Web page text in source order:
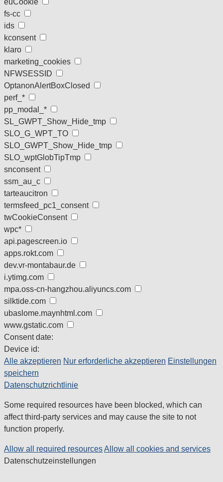
euCookie
fs-cc
ids
kconsent
klaro
marketing_cookies
NFWSESSID
OptanonAlertBoxClosed
perf_*
pp_modal_*
SL_GWPT_Show_Hide_tmp
SLO_G_WPT_TO
SLO_GWPT_Show_Hide_tmp
SLO_wptGlobTipTmp
snconsent
ssm_au_c
tarteaucitron
termsfeed_pc1_consent
twCookieConsent
wpc*
api.pagescreen.io
apps.rokt.com
dev.vr-montabaur.de
i.ytimg.com
mpa.oss-cn-hangzhou.aliyuncs.com
silktide.com
ubaslome.maynhtml.com
www.gstatic.com
Consent date:
Device id:
Alle akzeptieren Nur erforderliche akzeptieren Einstellungen
speichern
Datenschutzrichtlinie
Some required resources have been blocked, which can
affect third-party services and may cause the site to not
function properly.
Allow all required resourcesAllow all cookies and services
Datenschutzeinstellungen